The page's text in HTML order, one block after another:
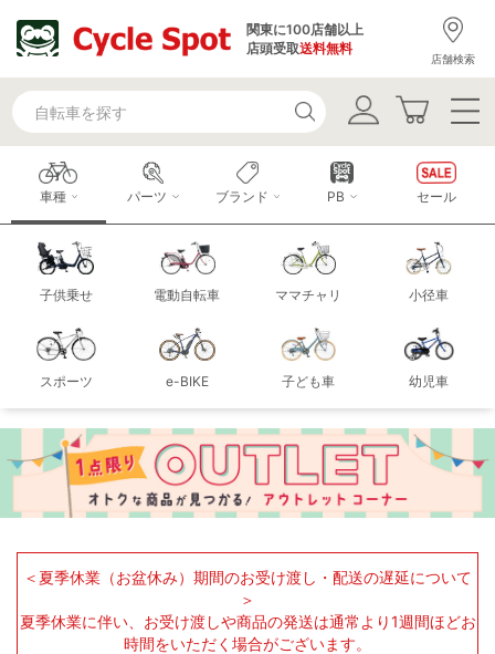
関東に100店舗以上
店頭受取送料無料
店舗検索
車種
子供乗せ 電動自転車 ママチャリ 小径車
スポーツ e-BIKE 子ども車 幼児車
パーツ ブランド PB セール
＜夏季休業（お盆休み）期間のお受け渡し・配送の遅延について
＞
夏季休業に伴い、お受け渡しや商品の発送は通常より1週間ほどお
時間をいただく場合がございます。